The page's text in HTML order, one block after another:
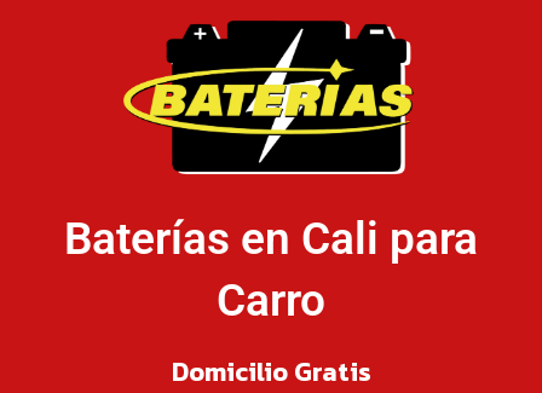
Baterías en Cali para
Carro
Domicilio Gratis